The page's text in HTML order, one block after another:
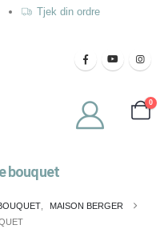
Tjek din ordre
0
bouquet
MAISON BERGER